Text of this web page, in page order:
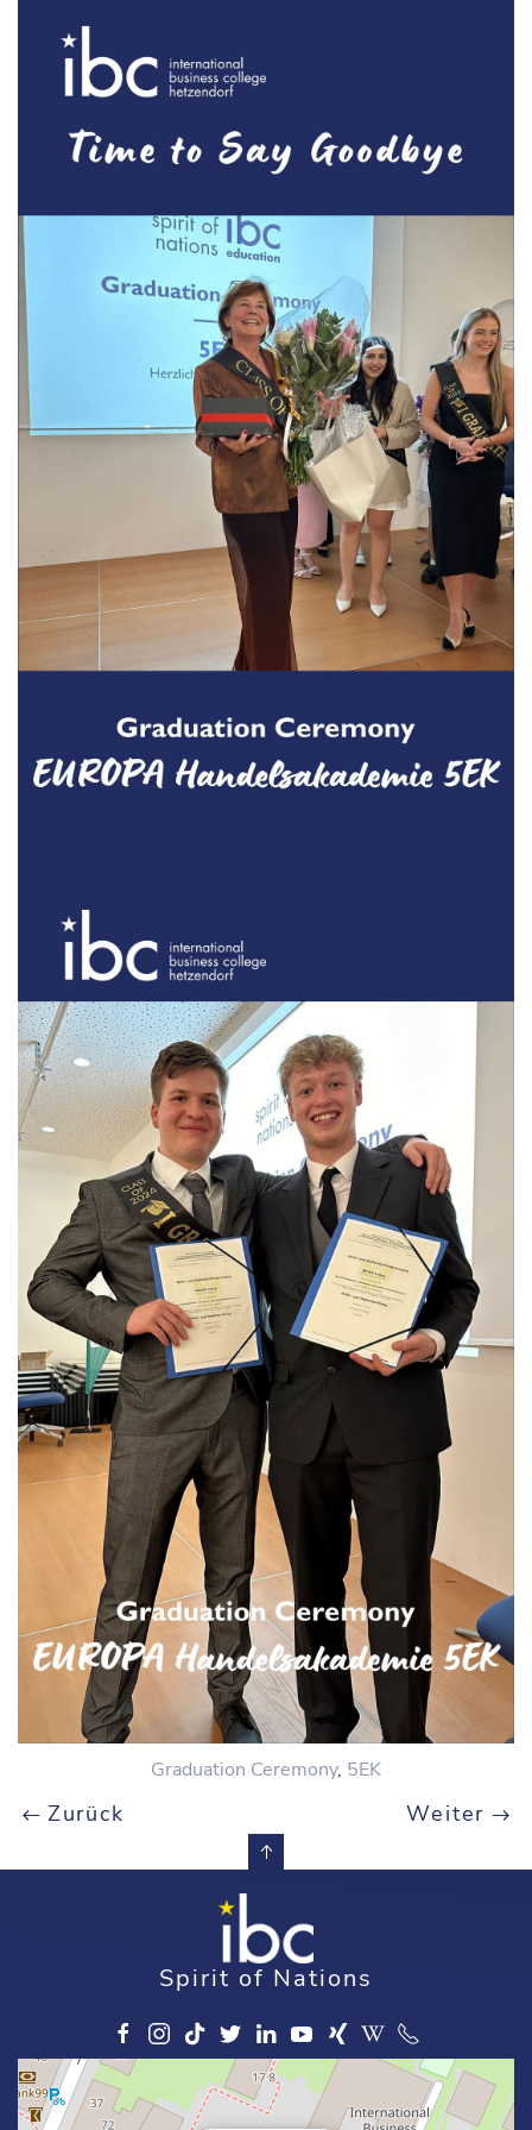
Graduation Ceremony, 5EK
Zurück Weiter
Spirit of Nations